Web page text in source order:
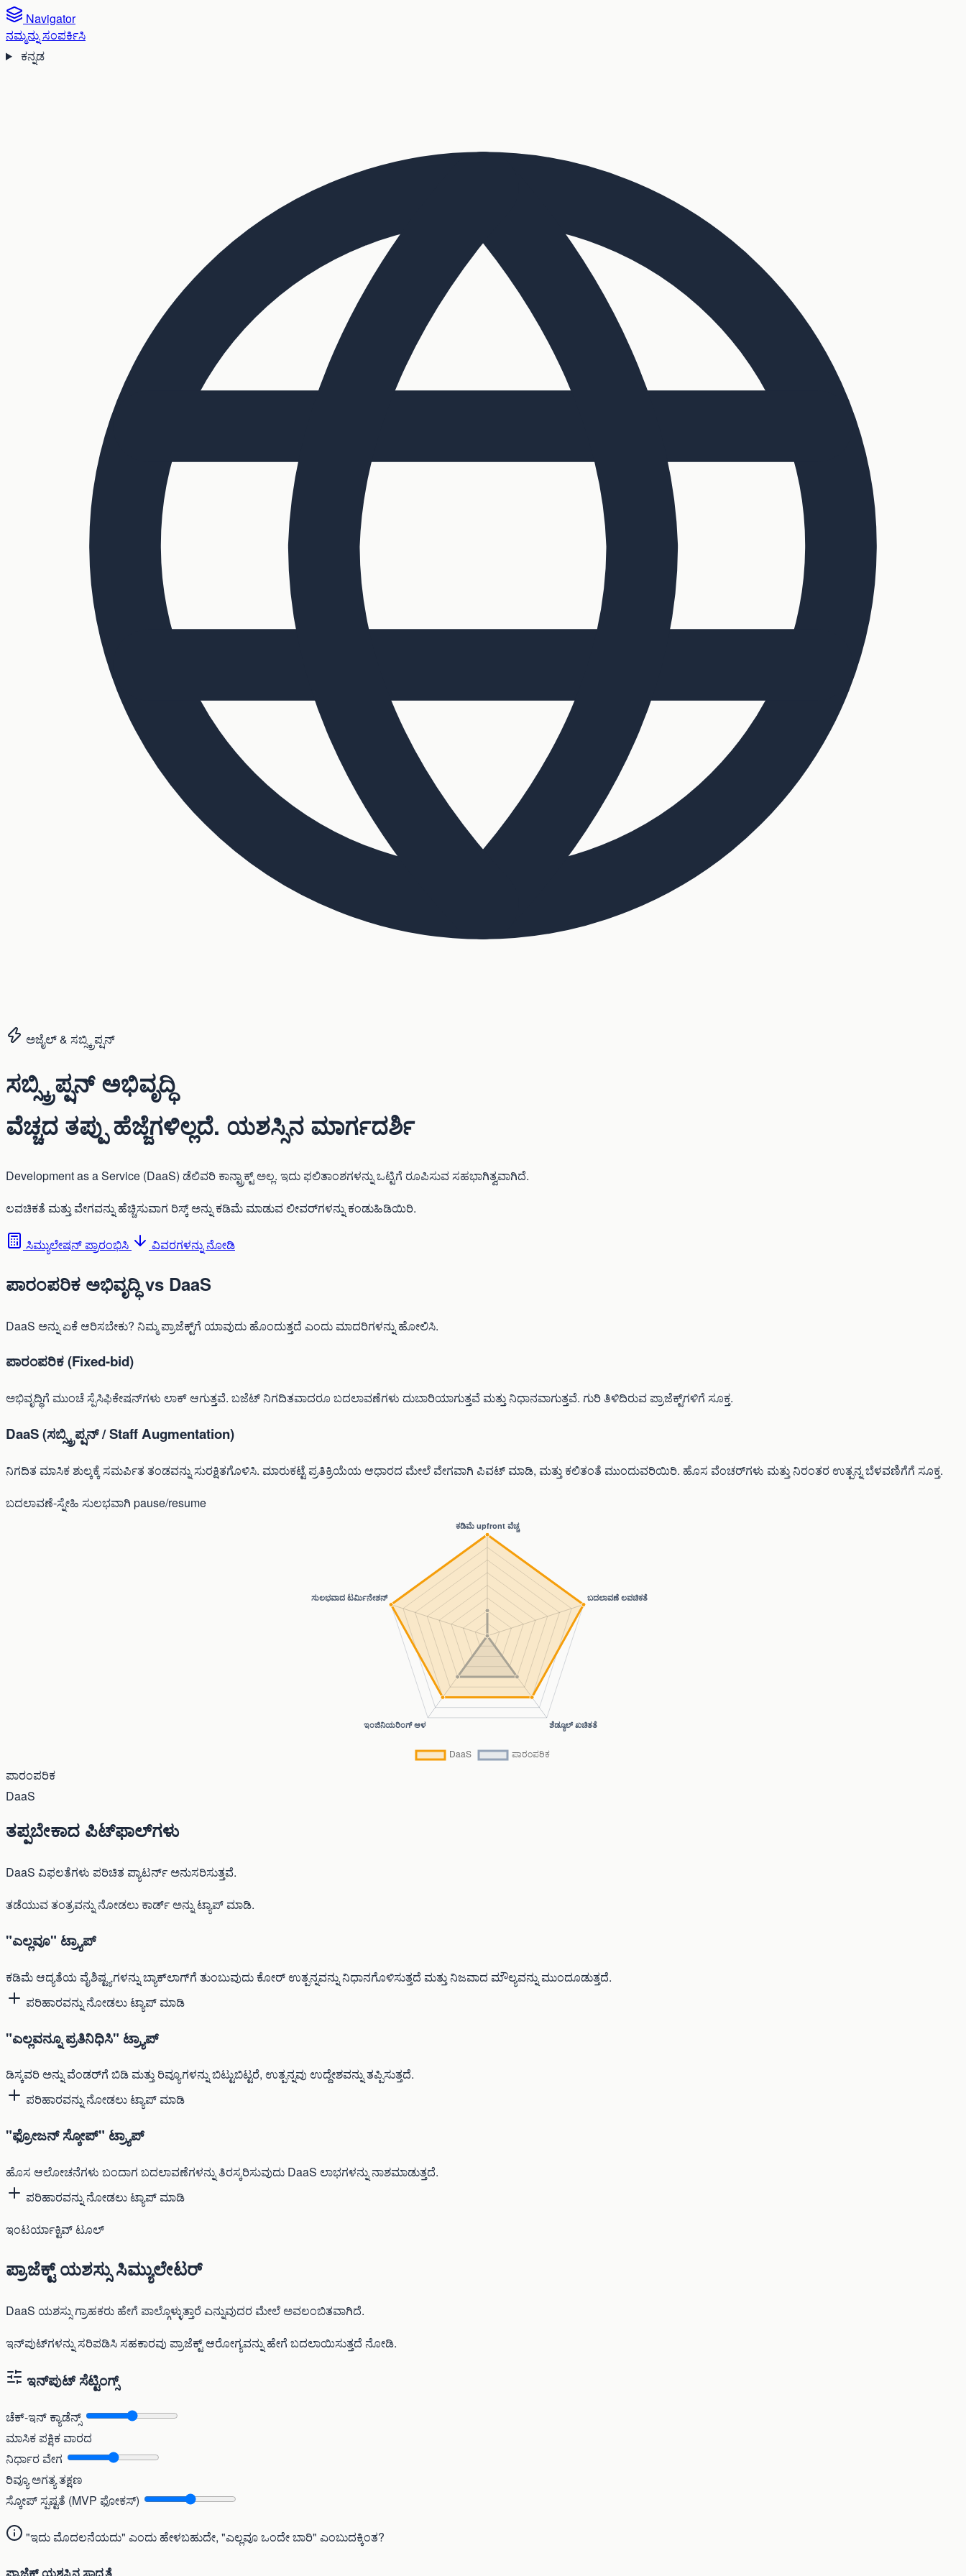
Navigator
ನಮ್ಮನ್ನು ಸಂಪರ್ಕಿಸಿ
ಕನ್ನಡ
ಅಜೈಲ್ & ಸಬ್ಸ್ಕ್ರಿಪ್ಷನ್
ಸಬ್ಸ್ಕ್ರಿಪ್ಷನ್ ಅಭಿವೃದ್ಧಿ
ವೆಚ್ಚದ ತಪ್ಪು ಹೆಜ್ಜೆಗಳಿಲ್ಲದೆ. ಯಶಸ್ಸಿನ ಮಾರ್ಗದರ್ಶಿ
Development as a Service (DaaS) ಡೆಲಿವರಿ ಕಾನ್ಟ್ರಾಕ್ಟ್ ಅಲ್ಲ. ಇದು ಫಲಿತಾಂಶಗಳನ್ನು ಒಟ್ಟಿಗೆ ರೂಪಿಸುವ ಸಹಭಾಗಿತ್ವವಾಗಿದೆ.
ಲವಚಿಕತೆ ಮತ್ತು ವೇಗವನ್ನು ಹೆಚ್ಚಿಸುವಾಗ ರಿಸ್ಕ್ ಅನ್ನು ಕಡಿಮೆ ಮಾಡುವ ಲೀವರ್‌ಗಳನ್ನು ಕಂಡುಹಿಡಿಯಿರಿ.
ಸಿಮ್ಯುಲೇಷನ್ ಪ್ರಾರಂಭಿಸಿ ವಿವರಗಳನ್ನು ನೋಡಿ
ಪಾರಂಪರಿಕ ಅಭಿವೃದ್ಧಿ vs DaaS
DaaS ಅನ್ನು ಏಕೆ ಆರಿಸಬೇಕು? ನಿಮ್ಮ ಪ್ರಾಜೆಕ್ಟ್‌ಗೆ ಯಾವುದು ಹೊಂದುತ್ತದೆ ಎಂದು ಮಾದರಿಗಳನ್ನು ಹೋಲಿಸಿ.
ಪಾರಂಪರಿಕ (Fixed-bid)
ಅಭಿವೃದ್ಧಿಗೆ ಮುಂಚೆ ಸ್ಪೆಸಿಫಿಕೇಷನ್‌ಗಳು ಲಾಕ್ ಆಗುತ್ತವೆ. ಬಜೆಟ್ ನಿಗದಿತವಾದರೂ ಬದಲಾವಣೆಗಳು ದುಬಾರಿಯಾಗುತ್ತವೆ ಮತ್ತು ನಿಧಾನವಾಗುತ್ತವೆ. ಗುರಿ ತಿಳಿದಿರುವ ಪ್ರಾಜೆಕ್ಟ್‌ಗಳಿಗೆ ಸೂಕ್ತ.
DaaS (ಸಬ್ಸ್ಕ್ರಿಪ್ಷನ್ / Staff Augmentation)
ನಿಗದಿತ ಮಾಸಿಕ ಶುಲ್ಕಕ್ಕೆ ಸಮರ್ಪಿತ ತಂಡವನ್ನು ಸುರಕ್ಷಿತಗೊಳಿಸಿ. ಮಾರುಕಟ್ಟೆ ಪ್ರತಿಕ್ರಿಯೆಯ ಆಧಾರದ ಮೇಲೆ ವೇಗವಾಗಿ ಪಿವಟ್ ಮಾಡಿ, ಮತ್ತು ಕಲಿತಂತೆ ಮುಂದುವರಿಯಿರಿ. ಹೊಸ ವೆಂಚರ್‌ಗಳು ಮತ್ತು ನಿರಂತರ ಉತ್ಪನ್ನ ಬೆಳವಣಿಗೆಗೆ ಸೂಕ್ತ.
ಬದಲಾವಣೆ-ಸ್ನೇಹಿ ಸುಲಭವಾಗಿ pause/resume
ಪಾರಂಪರಿಕ
DaaS
ತಪ್ಪಬೇಕಾದ ಪಿಟ್‌ಫಾಲ್‌ಗಳು
DaaS ವಿಫಲತೆಗಳು ಪರಿಚಿತ ಪ್ಯಾಟರ್ನ್ ಅನುಸರಿಸುತ್ತವೆ.
ತಡೆಯುವ ತಂತ್ರವನ್ನು ನೋಡಲು ಕಾರ್ಡ್ ಅನ್ನು ಟ್ಯಾಪ್ ಮಾಡಿ.
"ಎಲ್ಲವೂ" ಟ್ರ್ಯಾಪ್
ಕಡಿಮೆ ಆದ್ಯತೆಯ ವೈಶಿಷ್ಟ್ಯಗಳನ್ನು ಬ್ಯಾಕ್‌ಲಾಗ್‌ಗೆ ತುಂಬುವುದು ಕೋರ್ ಉತ್ಪನ್ನವನ್ನು ನಿಧಾನಗೊಳಿಸುತ್ತದೆ ಮತ್ತು ನಿಜವಾದ ಮೌಲ್ಯವನ್ನು ಮುಂದೂಡುತ್ತದೆ.
ಪರಿಹಾರವನ್ನು ನೋಡಲು ಟ್ಯಾಪ್ ಮಾಡಿ
"ಎಲ್ಲವನ್ನೂ ಪ್ರತಿನಿಧಿಸಿ" ಟ್ರ್ಯಾಪ್
ಡಿಸ್ಕವರಿ ಅನ್ನು ವೆಂಡರ್‌ಗೆ ಬಿಡಿ ಮತ್ತು ರಿವ್ಯೂಗಳನ್ನು ಬಿಟ್ಟುಬಿಟ್ಟರೆ, ಉತ್ಪನ್ನವು ಉದ್ದೇಶವನ್ನು ತಪ್ಪಿಸುತ್ತದೆ.
ಪರಿಹಾರವನ್ನು ನೋಡಲು ಟ್ಯಾಪ್ ಮಾಡಿ
"ಫ್ರೋಜನ್ ಸ್ಕೋಪ್" ಟ್ರ್ಯಾಪ್
ಹೊಸ ಆಲೋಚನೆಗಳು ಬಂದಾಗ ಬದಲಾವಣೆಗಳನ್ನು ತಿರಸ್ಕರಿಸುವುದು DaaS ಲಾಭಗಳನ್ನು ನಾಶಮಾಡುತ್ತದೆ.
ಪರಿಹಾರವನ್ನು ನೋಡಲು ಟ್ಯಾಪ್ ಮಾಡಿ
ಇಂಟರ್ಯಾಕ್ಟಿವ್ ಟೂಲ್
ಪ್ರಾಜೆಕ್ಟ್ ಯಶಸ್ಸು ಸಿಮ್ಯುಲೇಟರ್
DaaS ಯಶಸ್ಸು ಗ್ರಾಹಕರು ಹೇಗೆ ಪಾಲ್ಗೊಳ್ಳುತ್ತಾರೆ ಎನ್ನುವುದರ ಮೇಲೆ ಅವಲಂಬಿತವಾಗಿದೆ.
ಇನ್‌ಪುಟ್‌ಗಳನ್ನು ಸರಿಪಡಿಸಿ ಸಹಕಾರವು ಪ್ರಾಜೆಕ್ಟ್ ಆರೋಗ್ಯವನ್ನು ಹೇಗೆ ಬದಲಾಯಿಸುತ್ತದೆ ನೋಡಿ.
ಇನ್‌ಪುಟ್ ಸೆಟ್ಟಿಂಗ್ಸ್
ಚೆಕ್-ಇನ್ ಕ್ಯಾಡೆನ್ಸ್
ಮಾಸಿಕಪಕ್ಷಿಕವಾರದ
ನಿರ್ಧಾರ ವೇಗ
ರಿವ್ಯೂ ಅಗತ್ಯತಕ್ಷಣ
ಸ್ಕೋಪ್ ಸ್ಪಷ್ಟತೆ (MVP ಫೋಕಸ್)
"ಇದು ಮೊದಲನೆಯದು" ಎಂದು ಹೇಳಬಹುದೇ, "ಎಲ್ಲವೂ ಒಂದೇ ಬಾರಿ" ಎಂಬುದಕ್ಕಿಂತ?